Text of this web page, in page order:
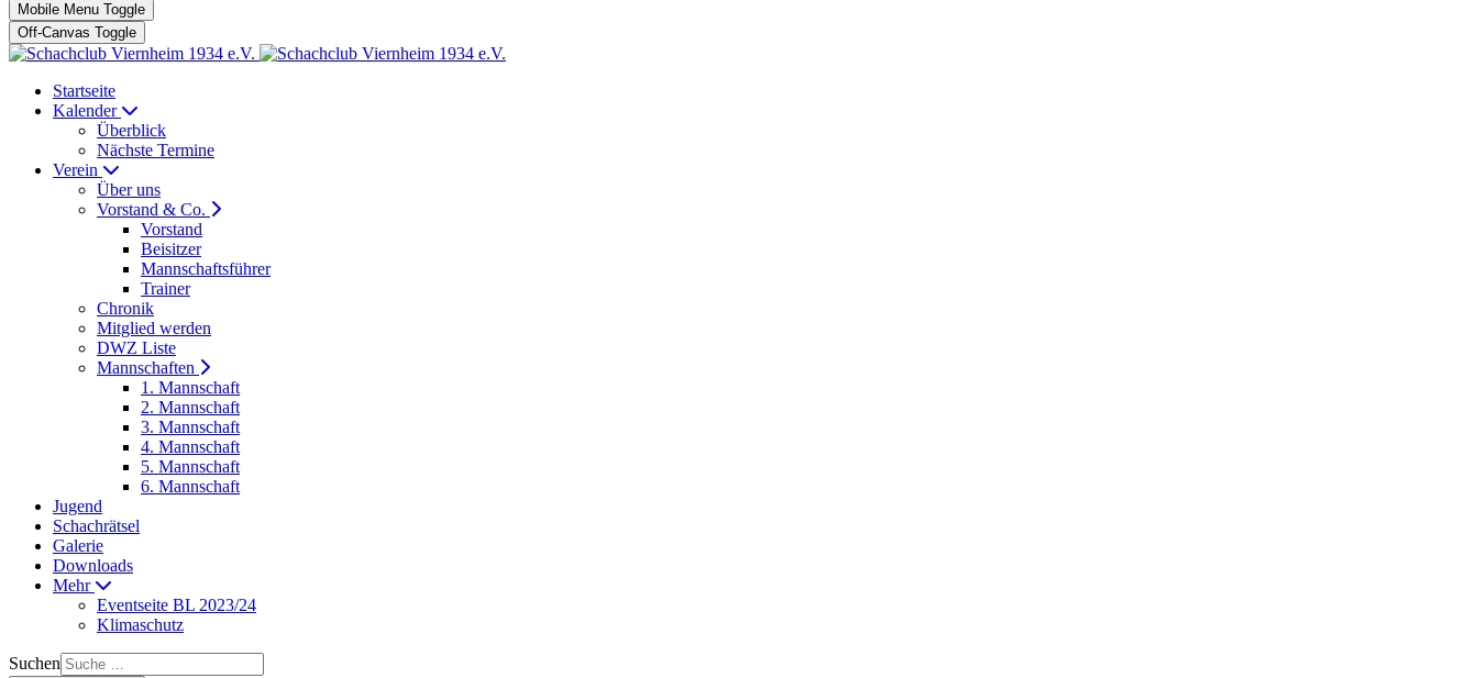
Mobile Menu Toggle
Off-Canvas Toggle
Startseite
Kalender
Überblick
Nächste Termine
Verein
Über uns
Vorstand & Co.
Vorstand
Beisitzer
Mannschaftsführer
Trainer
Chronik
Mitglied werden
DWZ Liste
Mannschaften
1. Mannschaft
2. Mannschaft
3. Mannschaft
4. Mannschaft
5. Mannschaft
6. Mannschaft
Jugend
Schachrätsel
Galerie
Downloads
Mehr
Eventseite BL 2023/24
Klimaschutz
Suchen